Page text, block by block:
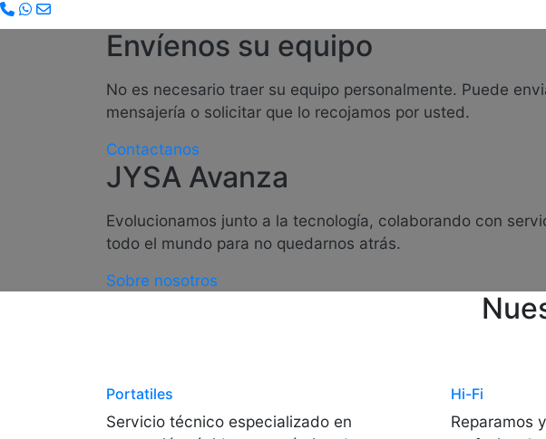
Envíenos su equipo
No es necesario traer su equipo personalmente. Puede
mensajería o solicitar que lo recojamos por usted.
Contactanos
JYSA Avanza
Evolucionamos junto a la tecnología, colaborando con
todo el mundo para no quedarnos atrás.
Sobre nosotros
Portatiles
Servicio técnico especializado en
Hi-Fi
Reparamos